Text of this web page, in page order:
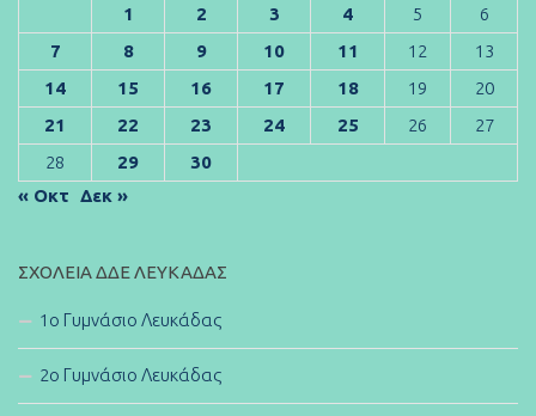
1 2 3 4 5
6
7
8 9 10 11 12
13
14
15 16 17 18 19
20
21
22 23 24 25 26
27
28
29
30
« Οκτ Δεκ »
ΣΧΟΛΕΊΑ ΔΔΕ ΛΕΥΚΆΔΑΣ
1ο Γυμνάσιο Λευκάδας
2ο Γυμνάσιο Λευκάδας